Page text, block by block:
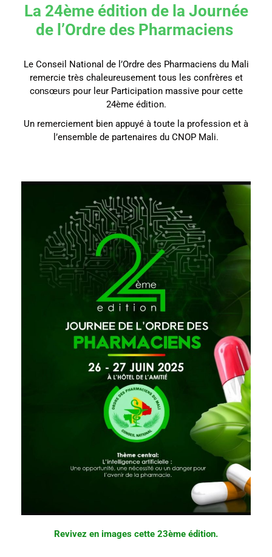
La 24ème édition de la Journée
de l’Ordre des Pharmaciens
Le Conseil National de l’Ordre des Pharmaciens du Mali
remercie très chaleureusement tous les confrères et
consœurs pour leur Participation massive pour cette
24ème édition.
Un remerciement bien appuyé à toute la profession et à
l’ensemble de partenaires du CNOP Mali.
Revivez en images cette 23ème édition.